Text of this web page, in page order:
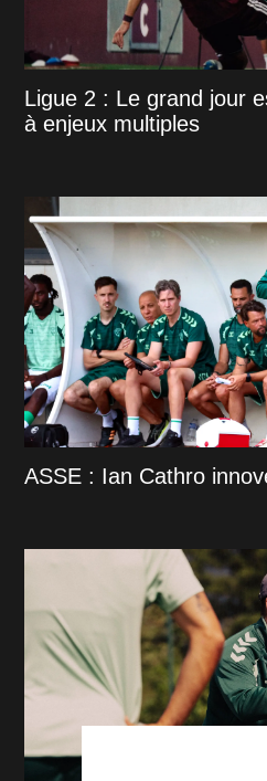
Ligue 2 : Le grand jour
à enjeux multiples
ASSE : Ian Cathro